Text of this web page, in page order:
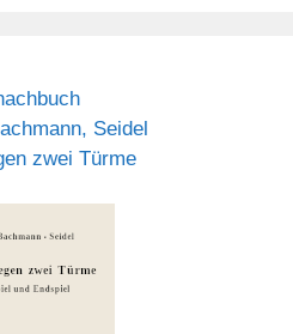
Seidel
zwei Türme